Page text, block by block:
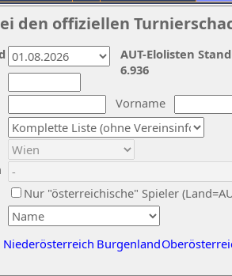
den offiziellen
Vorname
Nur "österreichische" Spieler
Niederösterreich Burgenland
AUT-Elolisten
6.936